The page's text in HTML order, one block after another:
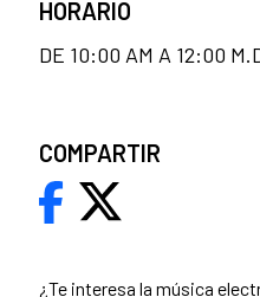
¿Te interesa la música
HORARIO
DE 10:00 AM A 12:00
COMPARTIR